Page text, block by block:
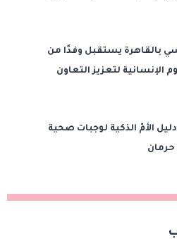
بالقاهرة يستقبل وفدًا من
الإنسانية لتعزيز التعاون
الأمّ الذكية لوجبات صحية
حرمان